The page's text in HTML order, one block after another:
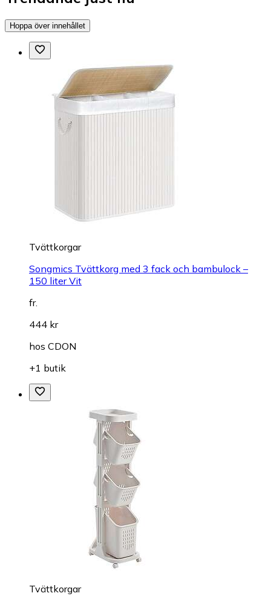
Hoppa över innehållet
Tvättkorgar
Songmics Tvättkorg med 3 fack och bambulock –
150 liter Vit
fr.
444 kr
hos CDON
+1 butik
Tvättkorgar